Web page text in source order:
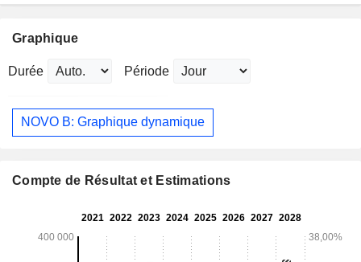
Graphique
Durée Période
NOVO B: Graphique dynamique
Compte de Résultat et Estimations